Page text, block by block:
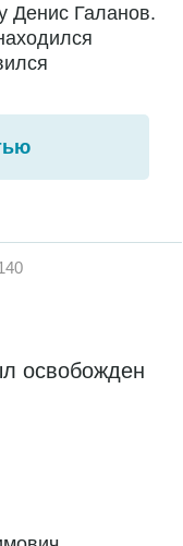
Денис Галанов.
освобожден